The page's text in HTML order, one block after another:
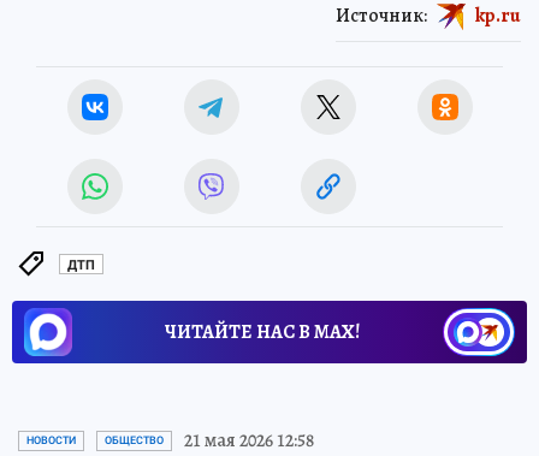
Источник: kp.ru
ДТП
ЧИТАЙТЕ НАС В МАХ!
НОВОСТИ ОБЩЕСТВО 21 мая 2026 12:58